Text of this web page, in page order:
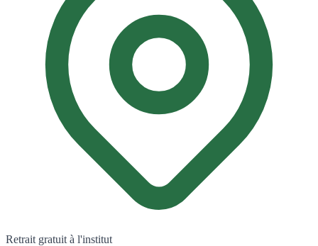
Retrait gratuit à l'institut